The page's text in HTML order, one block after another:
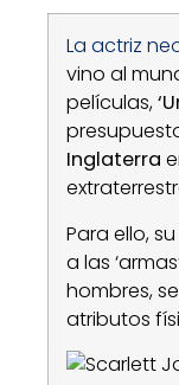
La actriz
vino al
películas,
Inglaterra
Para ello,
a las
hombres,
atributos